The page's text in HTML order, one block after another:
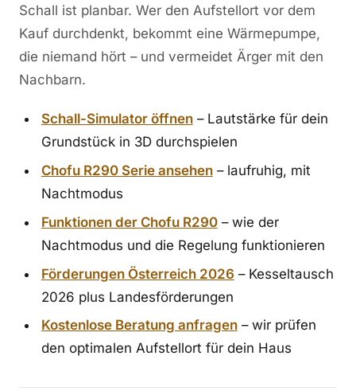
Schall ist planbar. Wer den Aufstellort vor dem
Kauf durchdenkt, bekommt eine Wärmepumpe,
die niemand hört – und vermeidet Ärger mit den
Nachbarn.
Schall-Simulator öffnen– Lautstärke für dein
Grundstück in 3D durchspielen
Chofu R290 Serie ansehen– laufruhig, mit
Nachtmodus
Funktionen der Chofu R290– wie der
Nachtmodus und die Regelung funktionieren
Förderungen Österreich 2026 – Kesseltausch
2026 plus Landesförderungen
Kostenlose Beratung anfragen– wir prüfen
den optimalen Aufstellort für dein Haus